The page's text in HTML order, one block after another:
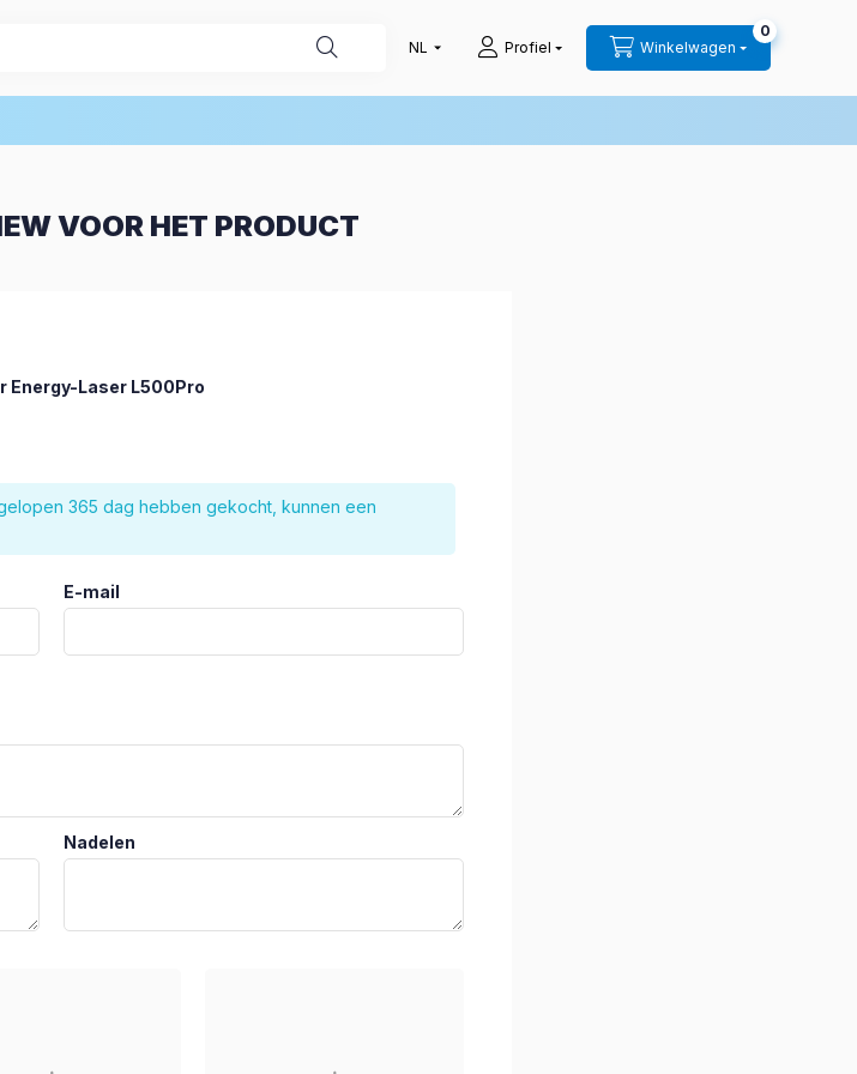
Profiel Winkelwagen
0
VOOR HET PRODUCT
Energy-Laser L500Pro
365 dag hebben gekocht, kunnen een
E-mail
Nadelen